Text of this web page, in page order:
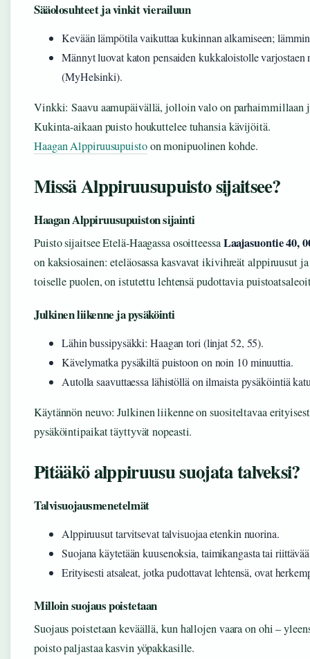
Sääolosuhteet ja vinkit vierailuun
Kevään lämpötila vaikuttaa kukinnan alkamiseen;
Männyt luovat katon pensaiden kukkaloistolle varjostaen
(MyHelsinki).
Vinkki: Saavu aamupäivällä, jolloin valo on parhaimmillaan
Kukinta-aikaan puisto houkuttelee tuhansia kävijöitä.
Haagan Alppiruusupuistoon monipuolinen kohde.
Missä Alppiruusupuisto sijaitsee?
Haagan Alppiruusupuiston sijainti
Puisto sijaitsee Etelä-Haagassa osoitteessaLaajasuontie 40,
on kaksiosainen: eteläosassa kasvavat ikivihreät alppiruusut
toiselle puolen, on istutettu lehtensä pudottavia
Julkinen liikenne ja pysäköinti
Lähin bussipysäkki: Haagan tori (linjat 52, 55).
Kävelymatka pysäkiltä puistoon on noin 10 minuuttia.
Autolla saavuttaessa lähistöllä on ilmaista pysäköintiä
Käytännön neuvo: Julkinen liikenne on suositeltavaa
pysäköintipaikat täyttyvät nopeasti.
Pitääkö alppiruusu suojata talveksi?
Talvisuojausmenetelmät
Alppiruusut tarvitsevat talvisuojaa etenkin nuorina.
Suojana käytetään kuusenoksia, taimikangasta tai
Erityisesti atsaleat, jotka pudottavat lehtensä, ovat
Milloin suojaus poistetaan
Suojaus poistetaan keväällä, kun hallojen vaara on ohi –
poisto paljastaa kasvin yöpakkasille.